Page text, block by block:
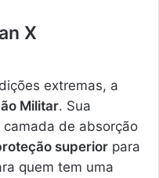
X
extremas, a
Militar. Sua
de absorção
superior para
quem tem uma